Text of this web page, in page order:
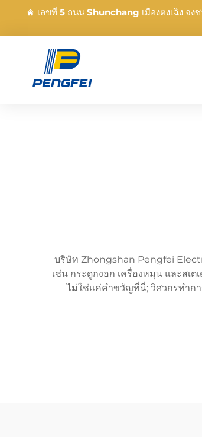
เลขที่ 5 ถนน Shunchang เมืองตงเฉิง จง
บริษัท Zhongshan Pengfei
เช่น กระดูกงอก เครื่องหมุน และสเ
ไม่ใช่แค่คำขวัญที่นี่; วิศวกรทำกา